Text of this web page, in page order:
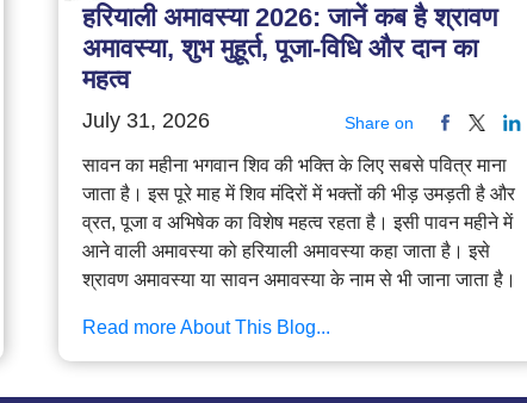
हरियाली अमावस्या 2026: जानें कब है श्रावण
अमावस्या, शुभ मुहूर्त, पूजा-विधि और दान का
महत्व
July 31, 2026 Share on
सावन का महीना भगवान शिव की भक्ति के लिए सबसे पवित्र माना
जाता है। इस पूरे माह में शिव मंदिरों में भक्तों की भीड़ उमड़ती है और
व्रत, पूजा व अभिषेक का विशेष महत्व रहता है। इसी पावन महीने में
आने वाली अमावस्या को हरियाली अमावस्या कहा जाता है। इसे
श्रावण अमावस्या या सावन अमावस्या के नाम से भी जाना जाता है।
Read more About This Blog...